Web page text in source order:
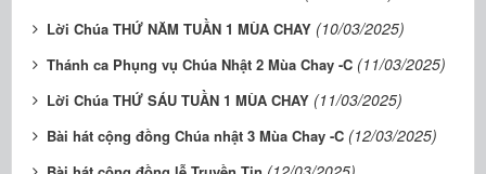
Lời Chúa THỨ NĂM TUẦN 1 MÙA CHAY (10/03/2025)
Thánh ca Phụng vụ Chúa Nhật 2 Mùa Chay -C (11/03/2025)
Lời Chúa THỨ SÁU TUẦN 1 MÙA CHAY (11/03/2025)
Bài hát cộng đồng Chúa nhật 3 Mùa Chay -C (12/03/2025)